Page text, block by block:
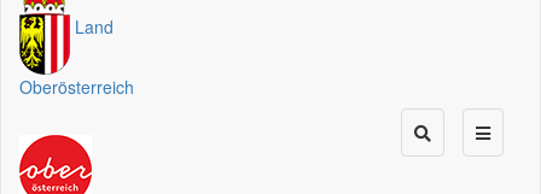
Land
Oberösterreich